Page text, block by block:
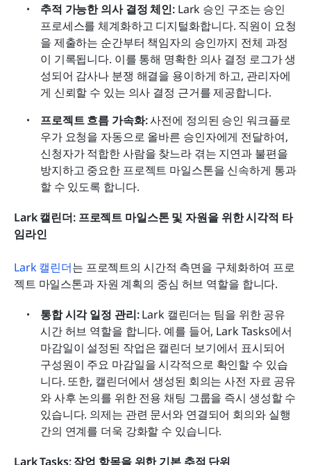
추적 가능한 의사 결정 체인: Lark 승인 구조는 승인
프로세스를 체계화하고 디지털화합니다. 직원이 요청
을 제출하는 순간부터 책임자의 승인까지 전체 과정
이 기록됩니다. 이를 통해 명확한 의사 결정 로그가 생
성되어 감사나 분쟁 해결을 용이하게 하고, 관리자에
게 신뢰할 수 있는 의사 결정 근거를 제공합니다.
프로젝트 흐름 가속화: 사전에 정의된 승인 워크플로
우가 요청을 자동으로 올바른 승인자에게 전달하여,
신청자가 적합한 사람을 찾느라 겪는 지연과 불편을
방지하고 중요한 프로젝트 마일스톤을 신속하게 통과
할 수 있도록 합니다.
Lark 캘린더: 프로젝트 마일스톤 및 자원을 위한 시각적 타
임라인
Lark 캘린더는 프로젝트의 시간적 측면을 구체화하여 프로
젝트 마일스톤과 자원 계획의 중심 허브 역할을 합니다.
통합 시각 일정 관리: Lark 캘린더는 팀을 위한 공유
시간 허브 역할을 합니다. 예를 들어, Lark Tasks에서
마감일이 설정된 작업은 캘린더 보기에서 표시되어
구성원이 주요 마감일을 시각적으로 확인할 수 있습
니다. 또한, 캘린더에서 생성된 회의는 사전 자료 공유
와 사후 논의를 위한 전용 채팅 그룹을 즉시 생성할 수
있습니다. 의제는 관련 문서와 연결되어 회의와 실행
간의 연계를 더욱 강화할 수 있습니다.
Lark Tasks: 작업 항목을 위한 기본 추적 단위